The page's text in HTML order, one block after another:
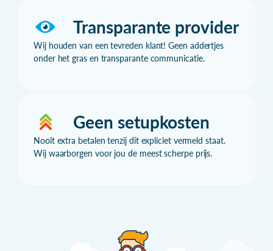
Transparante provider
Wij houden van een tevreden klant! Geen addertjes
onder het gras en transparante communicatie.
Geen setupkosten
Nooit extra betalen tenzij dit expliciet vermeld staat.
Wij waarborgen voor jou de meest scherpe prijs.